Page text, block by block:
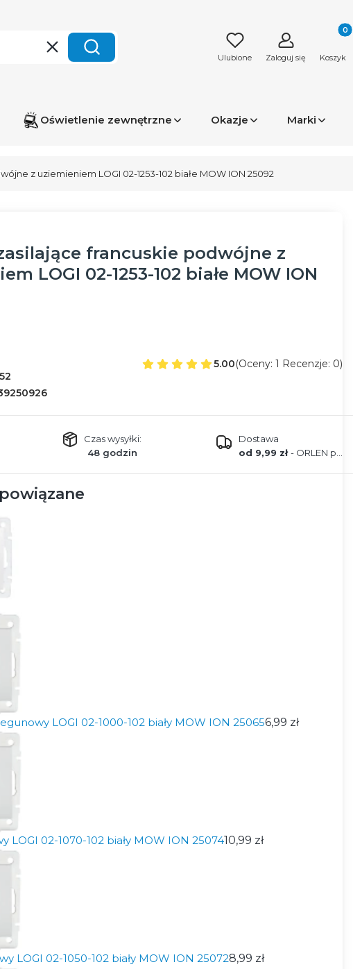
WyczyśćSzukaj Ulubione Zaloguj się Koszyk
Oświetlenie zewnętrzne Okazje Marki
z uziemieniem LOGI 02-1253-102 białe MOW ION 25092
francuskie podwójne z
LOGI 02-1253-102 białe MOW ION
5.00(Oceny: 1 Recenzje: 0)
Czas wysyłki:
48 godzin
Dostawa
od 9,99 zł- ORLEN paczka
LOGI 02-1000-102 biały MOW ION 250656,99 zł
LOGI 02-1070-102 biały MOW ION 2507410,99 zł
LOGI 02-1050-102 biały MOW ION 250728,99 zł